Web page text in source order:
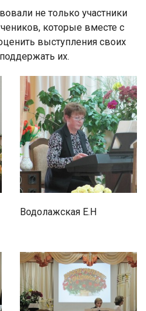
не только участники
которые вместе с
выступления своих
их.
Водолажская Е.Н